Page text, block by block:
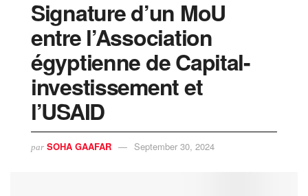
Signature d’un MoU
entre l’Association
égyptienne de Capital-
investissement et
l’USAID
par SOHA GAAFAR September 30, 2024